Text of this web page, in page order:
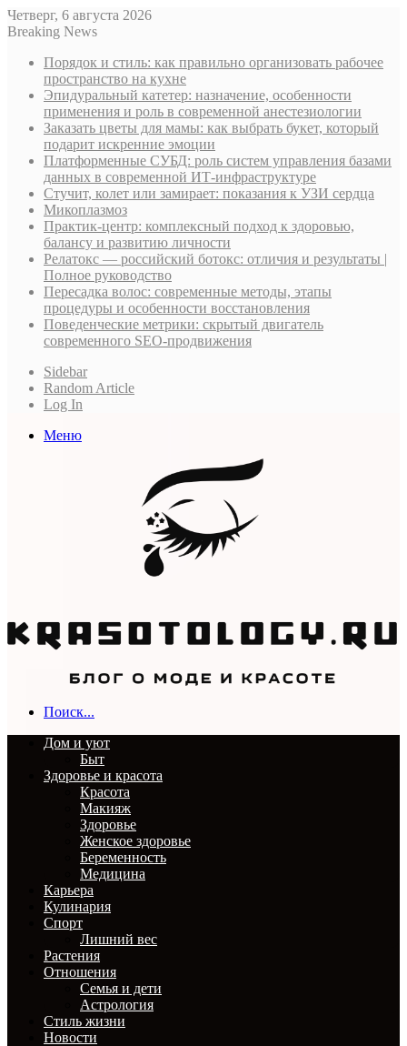
Четверг, 6 августа 2026
Breaking News
Порядок и стиль: как правильно организовать рабочее
пространство на кухне
Эпидуральный катетер: назначение, особенности
применения и роль в современной анестезиологии
Заказать цветы для мамы: как выбрать букет, который
подарит искренние эмоции
Платформенные СУБД: роль систем управления базами
данных в современной ИТ-инфраструктуре
Стучит, колет или замирает: показания к УЗИ сердца
Микоплазмоз
Практик-центр: комплексный подход к здоровью,
балансу и развитию личности
Релатокс — российский ботокс: отличия и результаты |
Полное руководство
Пересадка волос: современные методы, этапы
процедуры и особенности восстановления
Поведенческие метрики: скрытый двигатель
современного SEO-продвижения
Sidebar
Random Article
Log In
Меню
Поиск...
Дом и уют
Быт
Здоровье и красота
Красота
Макияж
Здоровье
Женское здоровье
Беременность
Медицина
Карьера
Кулинария
Спорт
Лишний вес
Растения
Отношения
Семья и дети
Астрология
Стиль жизни
Новости